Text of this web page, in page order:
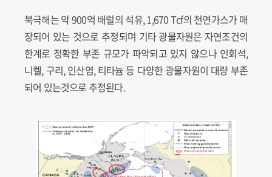
북극해는 약 900억 배럴의 석유, 1,670 Tcf의 천연가스가 매
장되어 있는 것으로 추정되며 기타 광물자원은 자연조건의
한계로 정확한 부존 규모가 파악되고 있지 않으나 인회석,
니켈, 구리, 인산염, 티타늄 등 다양한 광물자원이 대량 부존
되어 있는것으로 추정된다.